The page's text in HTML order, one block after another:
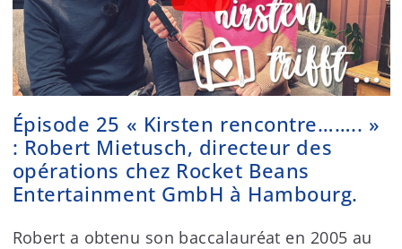
Épisode 25 « Kirsten rencontre…….. »
: Robert Mietusch, directeur des
opérations chez Rocket Beans
Entertainment GmbH à Hambourg.
Robert a obtenu son baccalauréat en 2005 au